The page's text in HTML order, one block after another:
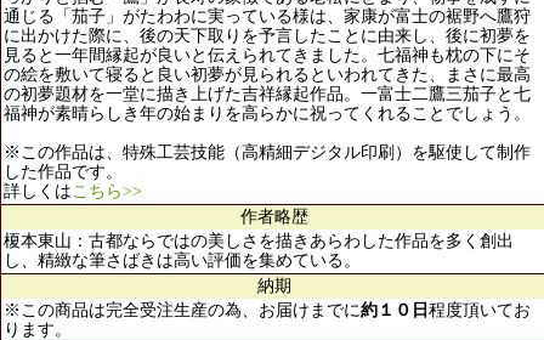
通じる「茄子」がたわわに実っている様は、家康が富士の裾野へ鷹狩
に出かけた際に、後の天下取りを予言したことに由来し、後に初夢を
見ると一年間縁起が良いと伝えられてきました。七福神も枕の下にそ
の絵を敷いて寝ると良い初夢が見られるといわれてきた、まさに最高
の初夢題材を一堂に描き上げた吉祥縁起作品。一富士二鷹三茄子と七
福神が素晴らしき年の始まりを高らかに祝ってくれることでしょう。
※この作品は、特殊工芸技能（高精細デジタル印刷）を駆使して制作
した作品です。
詳しくはこちら>>
作者略歴
榎本東山：古都ならではの美しさを描きあらわした作品を多く創出
し、精緻な筆さばきは高い評価を集めている。
納期
※この商品は完全受注生産の為、お届けまでに約１０日 程度頂いてお
ります。